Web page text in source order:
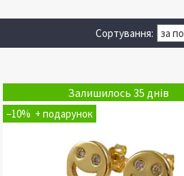
Залишилось 35 днів
–10%